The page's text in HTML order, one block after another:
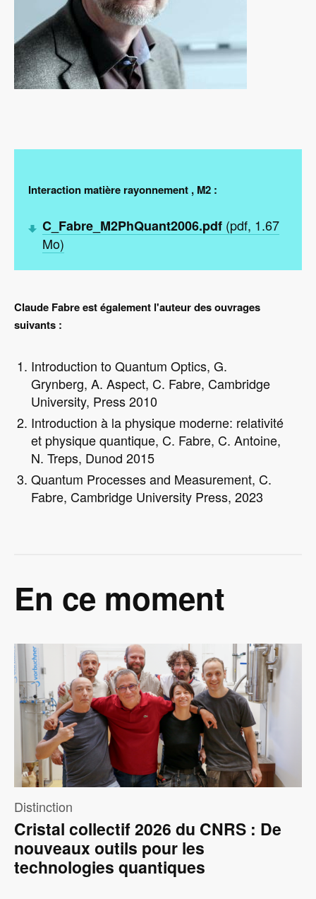
Interaction matière rayonnement , M2 :
C_Fabre_M2PhQuant2006.pdf (pdf, 1.67
Mo)
Claude Fabre est également l'auteur des ouvrages
suivants :
Introduction to Quantum Optics, G.
Grynberg, A. Aspect, C. Fabre, Cambridge
University, Press 2010
Introduction à la physique moderne: relativité
et physique quantique, C. Fabre, C. Antoine,
N. Treps, Dunod 2015
Quantum Processes and Measurement, C.
Fabre, Cambridge University Press, 2023
En ce moment
Image
Distinction
Cristal collectif 2026 du CNRS : De
nouveaux outils pour les
technologies quantiques